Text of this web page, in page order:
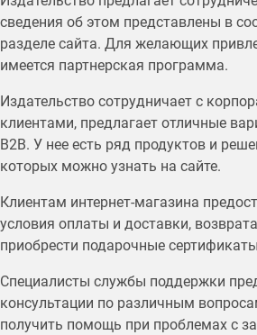
сведения об этом представлены в
разделе сайта. Для желающих
имеется партнерская программа.
Издательство сотрудничает с
клиентами, предлагает отличные
B2B. У нее есть ряд продуктов и
которых можно узнать на сайте.
Клиентам интернет-магазина
условия оплаты и доставки,
приобрести подарочные
Специалисты службы поддержки
консультации по различным
получить помощь при проблемах с